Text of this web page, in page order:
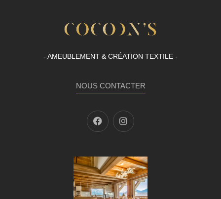
- AMEUBLEMENT & CRÉATION TEXTILE -
NOUS CONTACTER